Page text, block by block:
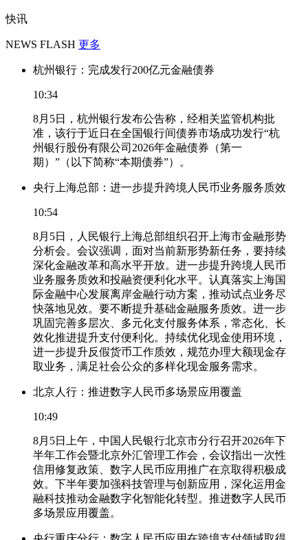
快讯
NEWS FLASH 更多
杭州银行：完成发行200亿元金融债券
10:34
8月5日，杭州银行发布公告称，经相关监管机构批
准，该行于近日在全国银行间债券市场成功发行“杭
州银行股份有限公司2026年金融债券（第一
期）”（以下简称“本期债券”）。
央行上海总部：进一步提升跨境人民币业务服务质效
10:54
8月5日，人民银行上海总部组织召开上海市金融形势
分析会。会议强调，面对当前新形势新任务，要持续
深化金融改革和高水平开放。进一步提升跨境人民币
业务服务质效和投融资便利化水平。认真落实上海国
际金融中心发展离岸金融行动方案，推动试点业务尽
快落地见效。要不断提升基础金融服务质效。进一步
巩固完善多层次、多元化支付服务体系，常态化、长
效化推进提升支付便利化。持续优化现金使用环境，
进一步提升反假货币工作质效，规范办理大额现金存
取业务，满足社会公众的多样化现金服务需求。
北京人行：推进数字人民币多场景应用覆盖
10:49
8月5日上午，中国人民银行北京市分行召开2026年下
半年工作会暨北京外汇管理工作会，会议指出一次性
信用修复政策、数字人民币应用推广在京取得积极成
效。下半年要加强科技管理与创新应用，深化运用金
融科技推动金融数字化智能化转型。推进数字人民币
多场景应用覆盖。